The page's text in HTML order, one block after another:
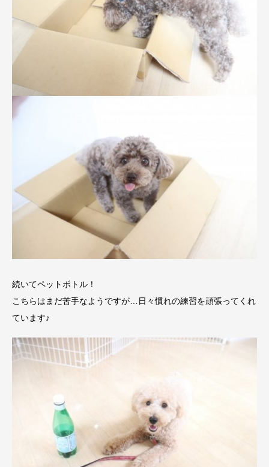
続いてペットボトル！
こちらはまだ苦手なようですが…日々慣れの練習を頑張ってくれ
ています♪